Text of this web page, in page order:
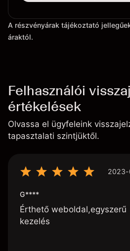
A részvényárak tájékoztató
áraktól.
Felhasználói
értékelések
Olvassa el ügyfeleink
tapasztalati szintjüktől.
G****
Érthető weboldal,egyszerű
kezelés